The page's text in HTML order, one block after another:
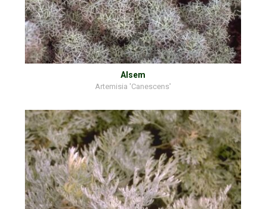
Alsem
Artemisia 'Canescens'